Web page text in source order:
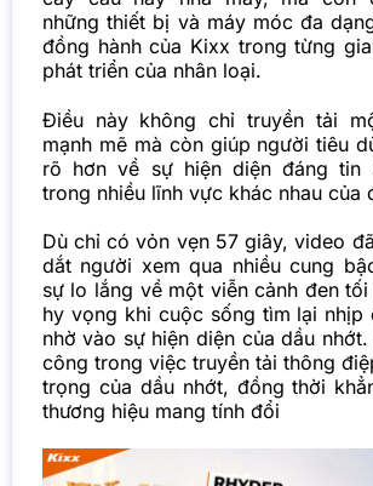
những thiết bị và máy móc đa
đồng hành của Kixx trong từng
phát triển của nhân loại.
Điều này không chỉ truyền tải
mạnh mẽ mà còn giúp người tiêu
rõ hơn về sự hiện diện đáng tin
trong nhiều lĩnh vực khác nhau của
Dù chỉ có vỏn vẹn 57 giây, video
dắt người xem qua nhiều cung
sự lo lắng về một viễn cảnh đen
hy vọng khi cuộc sống tìm lại nhịp
nhờ vào sự hiện diện của dầu
công trong việc truyền tải thông
trọng của dầu nhớt, đồng thời
thương hiệu mang tính đổi